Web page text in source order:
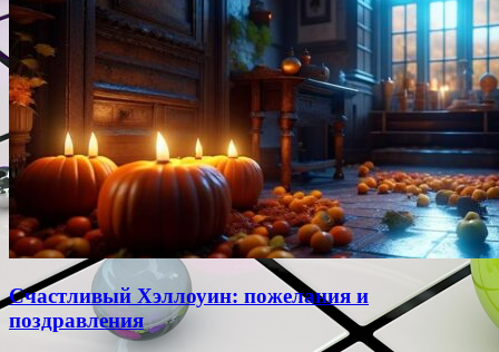
Счастливый Хэллоуин: пожелания и
поздравления